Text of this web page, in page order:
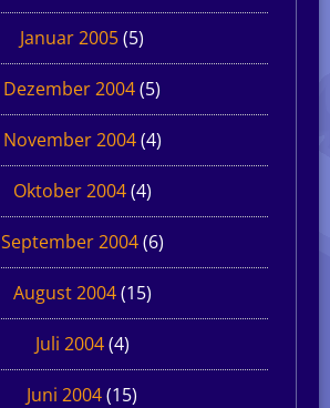
Januar 2005(5)
Dezember 2004(5)
November 2004(4)
Oktober 2004(4)
September 2004(6)
August 2004(15)
Juli 2004(4)
Juni 2004(15)